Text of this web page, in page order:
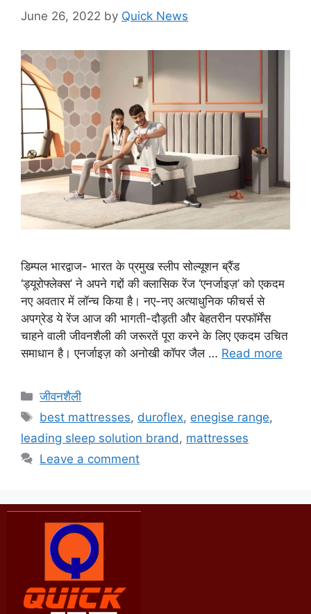
June 26, 2022 by Quick News
डिम्पल भारद्वाज- भारत के प्रमुख स्लीप सोल्यूशन ब्रैंड
‘ड्यूरोफ्लेक्स’ ने अपने गद्दों की क्‍लासिक रेंज ‘एनर्जाइज़’ को एकदम
नए अवतार में लॉन्‍च किया है। नए-नए अत्‍याधुनिक फीचर्स से
अपग्रेड ये रेंज आज की भागती-दौड़ती और बेहतरीन परफॉर्मेंस
चाहने वाली जीवनशैली की जरूरतें पूरा करने के लिए एकदम उचित
समाधान है। एनर्जाइज़ को अनोखी कॉपर जैल … Read more
जीवनशैली
best mattresses, duroflex, enegise range,
leading sleep solution brand, mattresses
Leave a comment